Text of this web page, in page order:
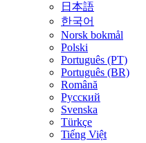
日本語
한국어
Norsk bokmål
Polski
Português (PT)
Português (BR)
Română
Русский
Svenska
Türkçe
Tiếng Việt